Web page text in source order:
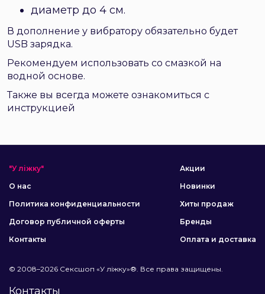
диаметр до 4 см.
В дополнение у вибратору обязательно будет
USB зарядка.
Рекомендуем использовать со смазкой на
водной основе.
Также вы всегда можете ознакомиться с
инструкцией
"У ліжку"
О нас
Политика конфиденциальности
Договор публичной оферты
Контакты
Акции
Новинки
Хиты продаж
Бренды
Оплата и доставка
© 2008–2026 Сексшоп «У ліжку»®. Все права защищены.
Контакты